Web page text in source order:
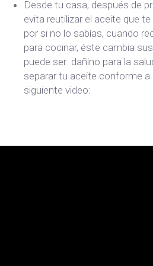
Desde tu casa, después de
evita reutilizar el aceite que
por si no lo sabías, cuando
para cocinar, éste cambia
puede ser dañino para la
separar tu aceite conforme
siguiente video: